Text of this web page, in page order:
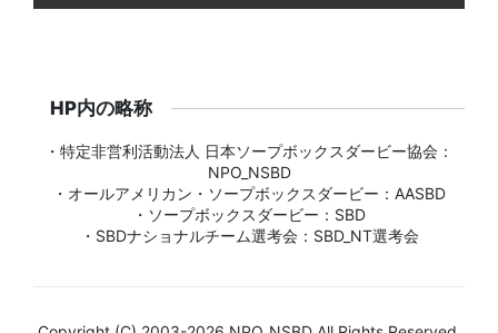
HP内の略称
・特定非営利活動法人 日本ソープボックスダービー協会：
NPO_NSBD
・オールアメリカン・ソープボックスダービー：AASBD
・ソープボックスダービー：SBD
・SBDナショナルチーム選考会：SBD_NT選考会